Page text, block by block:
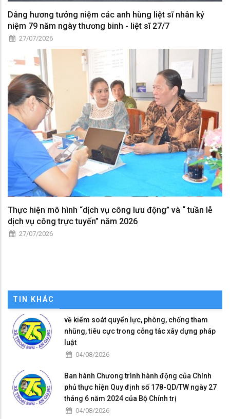
Dâng hương tưởng niệm các anh hùng liệt sĩ nhân kỷ
niệm 79 năm ngày thương binh - liệt sĩ 27/7
27/07/2026
Thực hiện mô hình “dịch vụ công lưu động” và “ tuần lễ
dịch vụ công trực tuyến” năm 2026
27/07/2026
TIN KHÁC
về kiếm soát quyển lực, phòng, chống tham
nhũng, tiêu cực trong cỗng tác xây dựng pháp
luật
04/08/2026
Ban hành Chưong trình hành động của Chính
phủ thực hỉện Quy định số 178-QD/TW ngày 27
tháng 6 năm 2024 của Bộ Chính trị
04/08/2026